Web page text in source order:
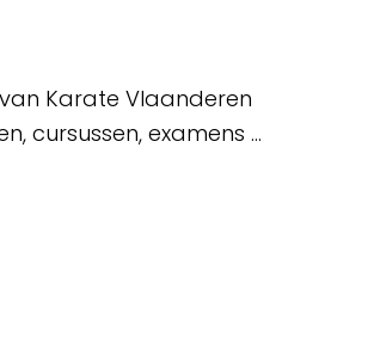
Karate Vlaanderen
cursussen, examens …